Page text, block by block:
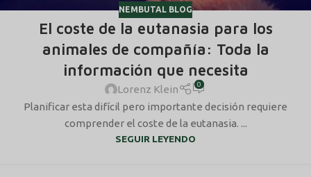
NEMBUTAL BLOG
El coste de la eutanasia para los
animales de compañía: Toda la
información que necesita
Lorenz Klein 0
Planificar esta difícil pero importante decisión requiere
comprender el coste de la eutanasia. ...
SEGUIR LEYENDO